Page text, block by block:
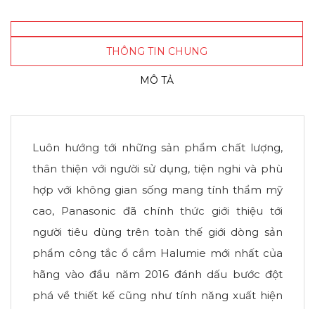
THÔNG TIN CHUNG
MÔ TẢ
Luôn hướng tới những sản phẩm chất lượng,
thân thiện với người sử dụng, tiện nghi và phù
hợp với không gian sống mang tính thẩm mỹ
cao, Panasonic đã chính thức giới thiệu tới
người tiêu dùng trên toàn thế giới dòng sản
phẩm công tắc ổ cắm Halumie mới nhất của
hãng vào đầu năm 2016 đánh dấu bước đột
phá về thiết kế cũng như tính năng xuất hiện